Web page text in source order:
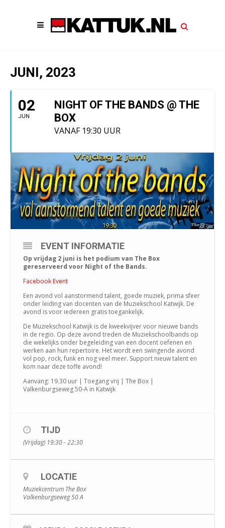
JUNI, 2023
02
JUN
NIGHT OF THE BANDS @ THE
BOX
VANAF 19:30 UUR
EVENT INFORMATIE
Op vrijdag 2 juni is het podium van The Box
gereserveerd voor Night of the Bands.
Facebook Event
Een avond vol aanstormend talent, goede muziek, prima sfeer
onder leiding van docenten van de Muziekschool Katwijk. De
avond is voor iedereen gratis toegankelijk.
De Muziekschool Katwijk is de kweekvijver voor nieuwe bands
in de regio. Op deze avond treden de Muziekschoolbands op
die wekelijks onder begeleiding van een docent oefenen en
werken aan hun repertoire. Het wordt een swingende avond
vol pop, rock, funk en nog veel meer. Support nieuw talent en
kom naar deze toffe avond!
Aanvang: 19.30 uur | Toegang vrij | The Box |
Valkenburgseweg 50-A in Katwijk
TIJD
(Vrijdag) 19:30 - 22:30
LOCATIE
Muziekcentrum The Box
Valkenburgseweg 50 A